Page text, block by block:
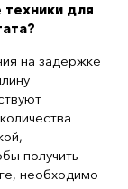
техники для
на задержке
получить
необходимо